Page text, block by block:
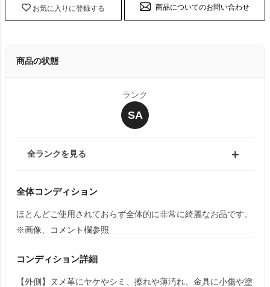
お気に入りに登録する 商品についてのお問い合わせ
商品の状態
ランク
SA
全ランクを見る
全体コンディション
ほとんどご使用されておらず全体的に非常に綺麗なお品です。
※画像、コメント欄参照
コンディション詳細
【外側】ヌメ革にヤケやシミ、擦れや薄汚れ、金具に小傷や塗